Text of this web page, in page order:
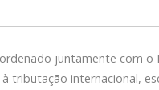
juntamente com
tributação internacional,